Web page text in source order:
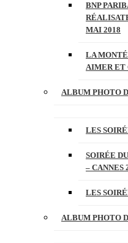
BNP
MAI 2018
LA
AIMER ET
ALBUM PHOTO
LES
SOIRÉE
– CANNES
LES
ALBUM PHOTO